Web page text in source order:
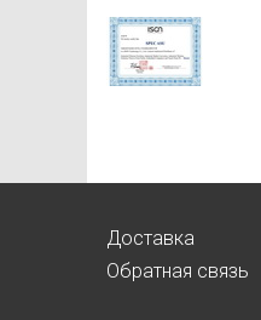
Доставка
Обратная связь